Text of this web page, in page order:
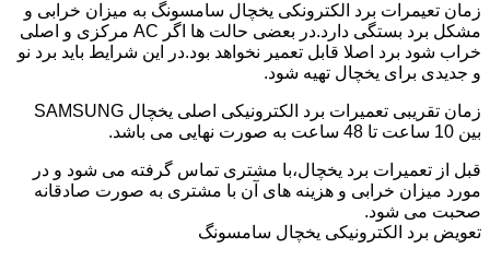
زمان تعیمرات برد الکترونکی یخچال سامسونگ به میزان خرابی و
مشکل برد بستگی دارد.در بعضی حالت ها اگر AC مرکزی و اصلی
خراب شود برد اصلا قابل تعمیر نخواهد بود.در این شرایط باید برد نو
و جدیدی برای یخچال تهیه شود.
زمان تقریبی تعمیرات برد الکترونیکی اصلی یخچال SAMSUNG
بین 10 ساعت تا 48 ساعت به صورت نهایی می باشد.
قبل از تعمیرات برد یخچال،با مشتری تماس گرفته می شود و در
مورد میزان خرابی و هزینه های آن با مشتری به صورت صادقانه
صحبت می شود.
تعویض برد الکترونیکی یخچال سامسونگ